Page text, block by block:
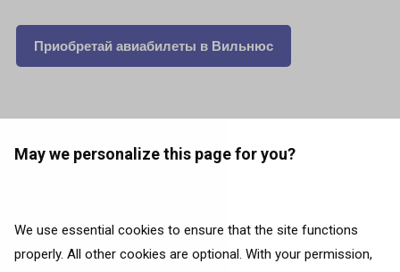
May we personalize this page for you?
We use essential cookies to ensure that the site functions
properly. All other cookies are optional. With your permission,
Приобретай авиабилеты в Вильнюс
Латвия Другие Природа Приключение